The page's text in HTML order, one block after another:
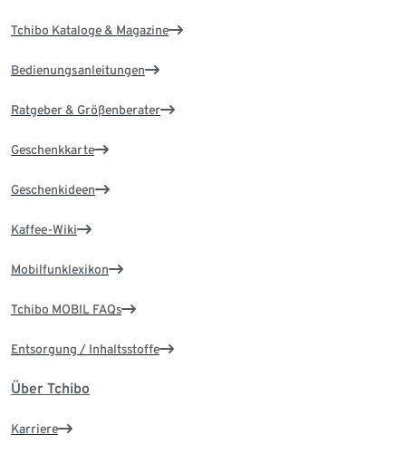
Tchibo Kataloge & Magazine
Bedienungsanleitungen
Ratgeber & Größenberater
Geschenkkarte
Geschenkideen
Kaffee-Wiki
Mobilfunklexikon
Tchibo MOBIL FAQs
Entsorgung / Inhaltsstoffe
Über Tchibo
Karriere